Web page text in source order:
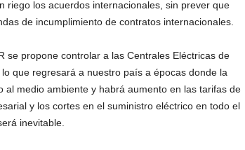
riego los acuerdos internacionales, sin prever que
de incumplimiento de contratos internacionales.
se propone controlar a las Centrales Eléctricas de
que regresará a nuestro país a épocas donde la
medio ambiente y habrá aumento en las tarifas de
y los cortes en el suministro eléctrico en todo el
inevitable.